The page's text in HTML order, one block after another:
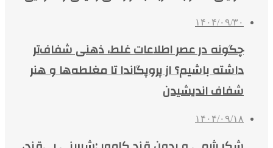
۱۴۰۴/۰۹/۳۰
چگونه در عصر اطلاعات غلط، ذهنی شفاف‌تر
داشته باشیم؟ از پروپگاندا تا مغلطه‌ها و هنر
شفاف اندیشیدن
۱۴۰۴/۰۹/۱۸